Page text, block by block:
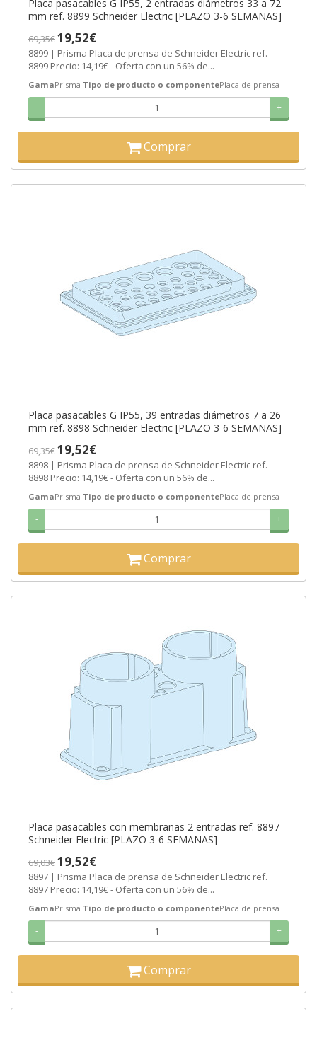
Placa pasacables G IP55, 2 entradas diámetros 33 a 72
mm ref. 8899 Schneider Electric [PLAZO 3-6 SEMANAS]
69,35€19,52€
8899 | Prisma Placa de prensa de Schneider Electric ref.
8899 Precio: 14,19€ - Oferta con un 56% de...
GamaPrisma Tipo de producto o componentePlaca de prensa
- +
Comprar
Placa pasacables G IP55, 39 entradas diámetros 7 a 26
mm ref. 8898 Schneider Electric [PLAZO 3-6 SEMANAS]
69,35€19,52€
8898 | Prisma Placa de prensa de Schneider Electric ref.
8898 Precio: 14,19€ - Oferta con un 56% de...
GamaPrisma Tipo de producto o componentePlaca de prensa
- +
Comprar
Placa pasacables con membranas 2 entradas ref. 8897
Schneider Electric [PLAZO 3-6 SEMANAS]
69,03€19,52€
8897 | Prisma Placa de prensa de Schneider Electric ref.
8897 Precio: 14,19€ - Oferta con un 56% de...
GamaPrisma Tipo de producto o componentePlaca de prensa
- +
Comprar